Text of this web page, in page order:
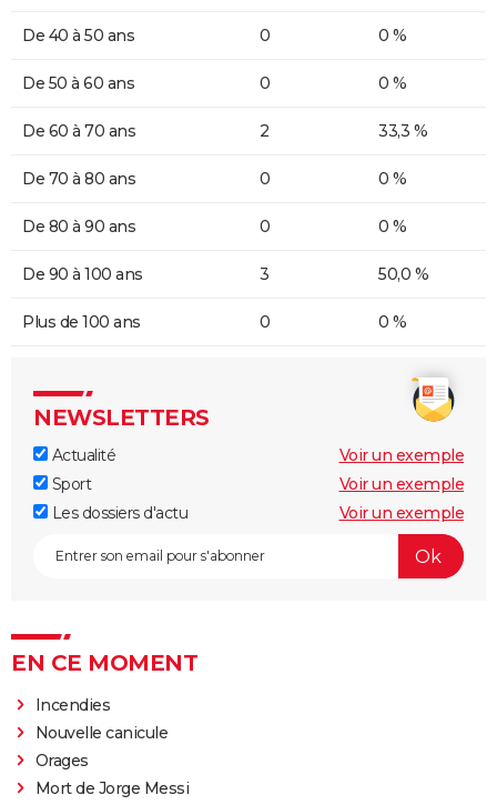
De 40 à 50 ans 0 0 %
De 50 à 60 ans 0 0 %
De 60 à 70 ans 2 33,3 %
De 70 à 80 ans 0 0 %
De 80 à 90 ans 0 0 %
De 90 à 100 ans 3 50,0 %
Plus de 100 ans 0 0 %
NEWSLETTERS
Actualité
Voir un exemple
Sport
Voir un exemple
Les dossiers d'actu
Voir un exemple
EN CE MOMENT
Incendies
Nouvelle canicule
Orages
Mort de Jorge Messi